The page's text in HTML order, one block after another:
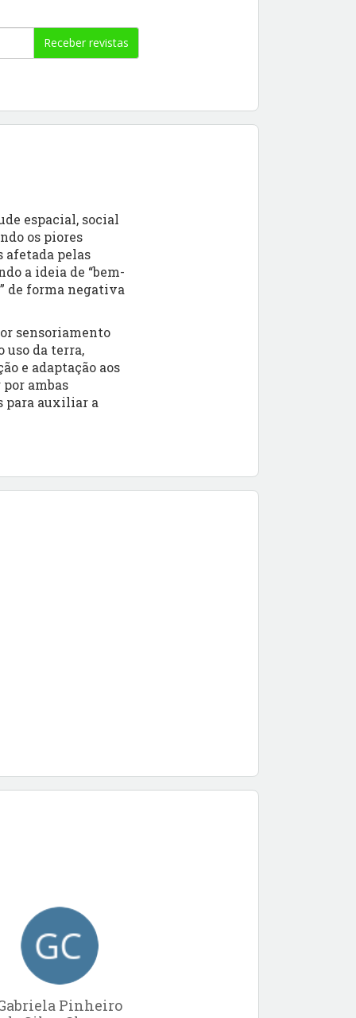
Receber revistas
espacial, social
os piores
afetada pelas
a ideia de “bem-
de forma negativa
sensoriamento
uso da terra,
e adaptação aos
ambas
para auxiliar a
Pinheiro